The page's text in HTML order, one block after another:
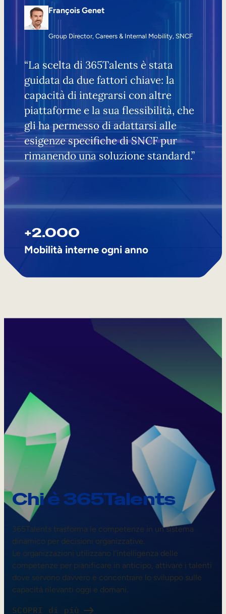
François Genet
Group Director, Careers & Internal Mobility, SNCF
“La scelta di 365Talents è stata
guidata da due fattori chiave: la
capacità di integrarsi con altre
piattaforme e la sua flessibilità, che
gli ha permesso di adattarsi alle
esigenze specifiche di SNCF pur
rimanendo una soluzione standard.”
+2.000
Mobilità interne ogni anno
Chi è 365Talents
365Talents trasforma le competenze in un sistema
dinamico per decisioni organizzative.
Le organizzazioni utilizzano l’intelligenza delle
competenze per pianificare in anticipo, attivare i talenti
dove servono davvero e concentrare lo sviluppo sulle
capacità rilevanti oggi e domani.
SCOPRI di più